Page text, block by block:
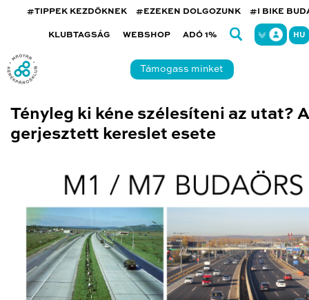
#TIPPEK KEZDŐKNEK #EZEKEN DOLGOZUNK #I BIKE
KLUBTAGSÁG WEBSHOP ADÓ 1% HU
Támogass minket
Tényleg ki kéne szélesíteni az utat? A
gerjesztett kereslet esete